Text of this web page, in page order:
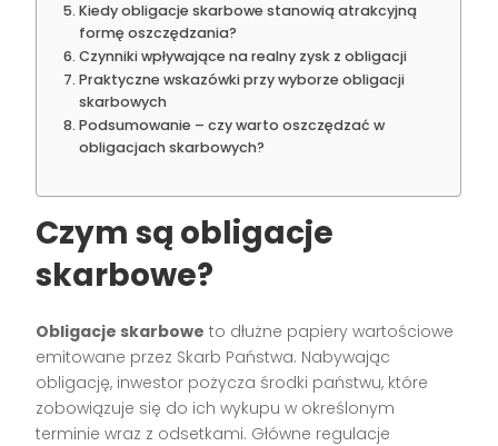
Kiedy obligacje skarbowe stanowią atrakcyjną
formę oszczędzania?
Czynniki wpływające na realny zysk z obligacji
Praktyczne wskazówki przy wyborze obligacji
skarbowych
Podsumowanie – czy warto oszczędzać w
obligacjach skarbowych?
Czym są obligacje
skarbowe?
Obligacje skarbowe to dłużne papiery wartościowe
emitowane przez Skarb Państwa. Nabywając
obligację, inwestor pożycza środki państwu, które
zobowiązuje się do ich wykupu w określonym
terminie wraz z odsetkami. Główne regulacje